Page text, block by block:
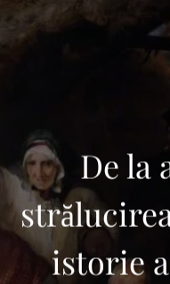
De la
istorie